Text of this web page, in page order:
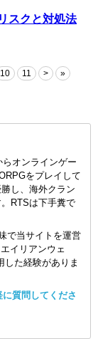
スクと対処法
10 11 > »
オンラインゲー
をプレイして
し、海外クラン
RTSは下手糞で
で当サイトを運営
イリアンウェ
した経験がありま
質問してくださ